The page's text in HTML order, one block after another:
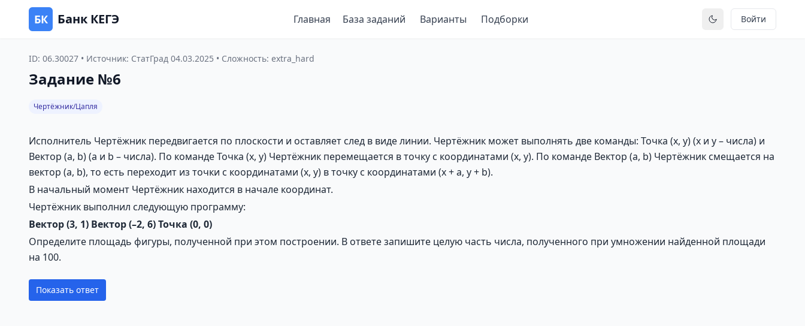
БК Банк КЕГЭ Главная База заданий Варианты Подборки Переключить тему
Войти
ID: 06.30027 • Источник: СтатГрад 04.03.2025 • Сложность: extra_hard
Задание №6
Чертёжник/Цапля
Исполнитель Чертёжник передвигается по плоскости и оставляет след в виде линии. Чертёжник может выполнять две команды: Точка (x, y) (x и y – числа) и
Вектор (a, b) (a и b – числа). По команде Точка (x, y) Чертёжник перемещается в точку с координатами (x, y). По команде Вектор (a, b) Чертёжник смещается на
вектор (a, b), то есть переходит из точки с координатами (x, y) в точку с координатами (x + a, y + b).
В начальный момент Чертёжник находится в начале координат.
Чертёжник выполнил следующую программу:
Вектор(3, 1) Вектор(–2, 6)Точка (0, 0)
Определите площадь фигуры, полученной при этом построении. В ответе запишите целую часть числа, полученного при умножении найденной площади
на 100.
Показать ответ